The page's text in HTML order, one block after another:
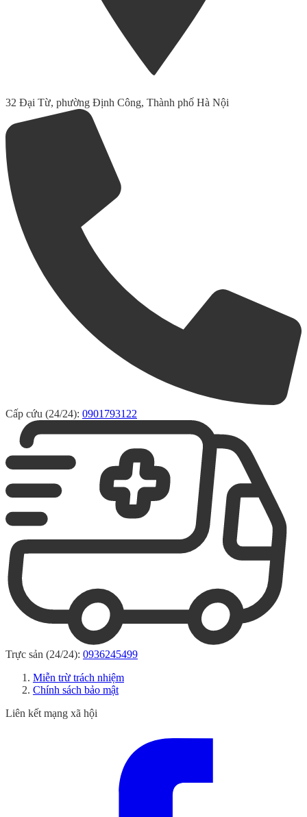
32 Đại Từ, phường Định Công, Thành phố Hà Nội
Cấp cứu (24/24): 0901793122
Trực sản (24/24): 0936245499
Miễn trừ trách nhiệm
Chính sách bảo mật
Liên kết mạng xã hội